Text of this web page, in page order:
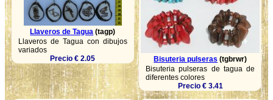
Llaveros de Tagua (tagp)
Llaveros de Tagua con dibujos
variados
Precio € 2.05
Bisuteria pulseras (tgbrwr)
Bisuteria pulseras de tagua de
diferentes colores
Precio € 3.41